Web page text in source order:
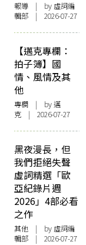
報導 | by 虛詞編
輯部 | 2026-07-27
【邁克專欄：
拍子簿】國
情、風情及其
他
專欄 | by邁
克 | 2026-07-27
黑夜漫長，但
我們拒絕失聲
虛詞精選「歐
亞紀錄片週
2026」4部必看
之作
其他 | by 虛詞編
輯部 | 2026-07-27